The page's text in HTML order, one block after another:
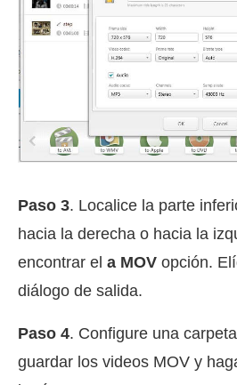
Paso 3. Localice la parte
hacia la derecha o hacia la
encontrar el a MOV opción.
diálogo de salida.
Paso 4. Configure una
guardar los videos MOV y